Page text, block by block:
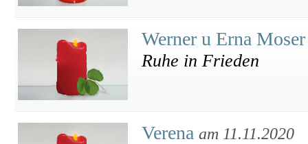
Werner u Erna
Ruhe in Frieden
Verena am 11.11.2020